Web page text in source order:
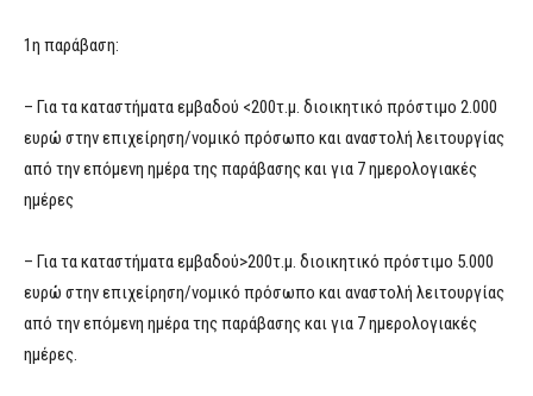
1η παράβαση:
– Για τα καταστήματα εμβαδού <200τ.μ. διοικητικό πρόστιμο 2.000
ευρώ στην επιχείρηση/νομικό πρόσωπο και αναστολή λειτουργίας
από την επόμενη ημέρα της παράβασης και για 7 ημερολογιακές
ημέρες
– Για τα καταστήματα εμβαδού>200τ.μ. διοικητικό πρόστιμο 5.000
ευρώ στην επιχείρηση/νομικό πρόσωπο και αναστολή λειτουργίας
από την επόμενη ημέρα της παράβασης και για 7 ημερολογιακές
ημέρες.